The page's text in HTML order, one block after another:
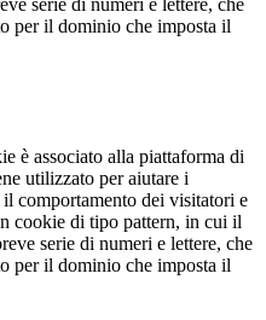
per il dominio che imposta il
è associato alla piattaforma di
utilizzato per aiutare i
comportamento dei visitatori e
cookie di tipo pattern, in cui il
serie di numeri e lettere, che
per il dominio che imposta il